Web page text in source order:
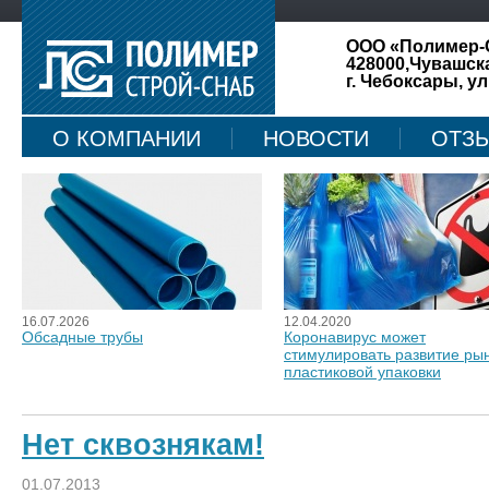
ООО «Полимер-
г. Чебоксары,
О КОМПАНИИ НОВОСТИ
КАРТА САЙТА
16.07.2026
Обсадные трубы
12.04.2020
Коронавирус может
стимулировать развитие
пластиковой упаковки
Нет сквознякам!
01.07.2013